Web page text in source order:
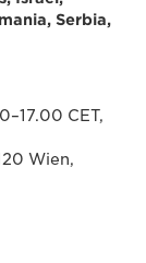
Serbia,
CET,
Wien,